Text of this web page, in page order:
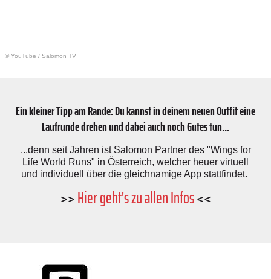
© YouTube / Salomon TV
Ein kleiner Tipp am Rande: Du kannst in deinem neuen Outfit eine
Laufrunde drehen und dabei auch noch Gutes tun...
...denn seit Jahren ist Salomon Partner des "Wings for
Life World Runs" in Österreich, welcher heuer virtuell
und individuell über die gleichnamige App stattfindet.
>>Hier geht's zu allen Infos<<